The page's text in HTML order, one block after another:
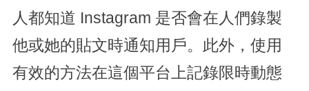
人都知道 Instagram 是否會在人們錄製
他或她的貼文時通知用戶。此外，使用
有效的方法在這個平台上記錄限時動態